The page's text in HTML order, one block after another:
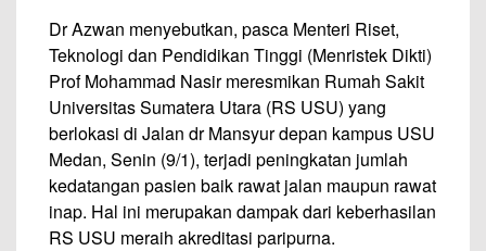
Dr Azwan menyebutkan, pasca Menteri Riset,
Teknologi dan Pendidikan Tinggi (Menristek Dikti)
Prof Mohammad Nasir meresmikan Rumah Sakit
Universitas Sumatera Utara (RS USU) yang
berlokasi di Jalan dr Mansyur depan kampus USU
Medan, Senin (9/1), terjadi peningkatan jumlah
kedatangan pasien baik rawat jalan maupun rawat
inap. Hal ini merupakan dampak dari keberhasilan
RS USU meraih akreditasi paripurna.